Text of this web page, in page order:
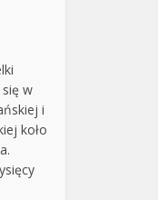
w
i
koło